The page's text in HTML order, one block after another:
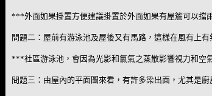
***外面如果掛置方便建議掛置於外面如果有屋簷可以擋
問題二：屋前有游泳池及屋後又有馬路，這樣在風有上有
***社區游泳池，會因為光影和氯氣之蒸散影響視力和空
問題三：由屋內的平面圖來看，有許多梁出面，尤其是